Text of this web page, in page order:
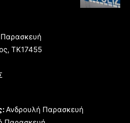
TK17455
Ανδρουλή Παρασκευή